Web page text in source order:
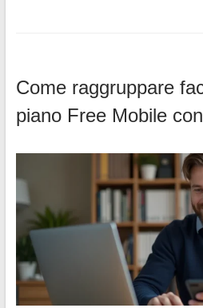
Come raggruppare
piano Free Mobile